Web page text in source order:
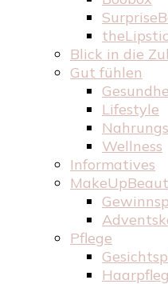
Blick in die
Gut fühlen
Lifestyle
Wellness
Informatives
Pflege